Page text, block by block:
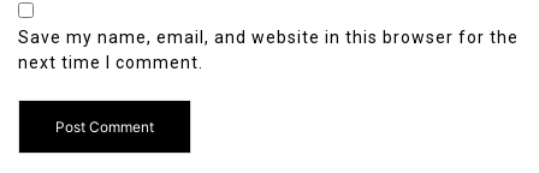
Save my name, email, and website in this browser for the
next time I comment.